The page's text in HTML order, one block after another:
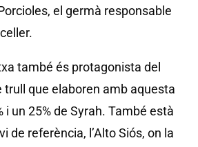
el germà responsable
també és protagonista del
trull que elaboren amb aquesta
i un 25% de Syrah. També està
de referència, l’Alto Siós, on la